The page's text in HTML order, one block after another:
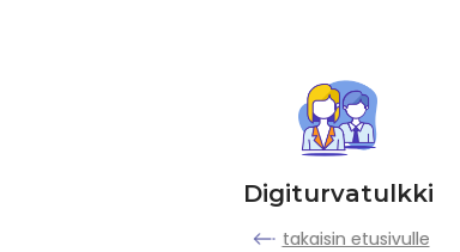
Digiturvatulkki
takaisin etusivulle